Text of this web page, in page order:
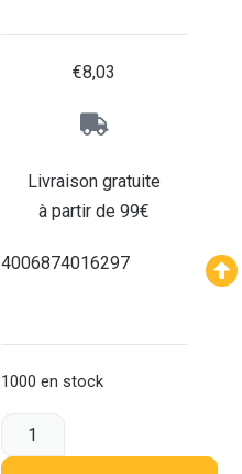
€8,03
Livraison gratuite
à partir de 99€
4006874016297
1000 en stock